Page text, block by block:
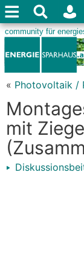
« Photovoltaik /
mit